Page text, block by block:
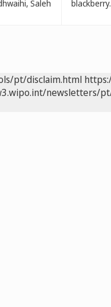
Saleh
pt/disclaim.html
newsletters/